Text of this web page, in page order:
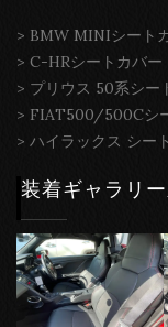
> BMW MINIシート
> C-HRシートカバー
> プリウス 50系シー
> FIAT500/500Cシ
> ハイラックス シー
装着ギャラリ